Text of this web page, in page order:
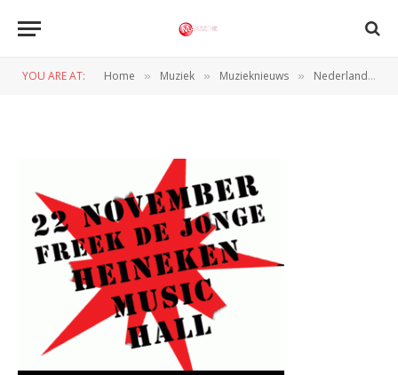
YOU ARE AT: Home » Muziek » Muzieknieuws » Nederland schreeuwt om cultuur